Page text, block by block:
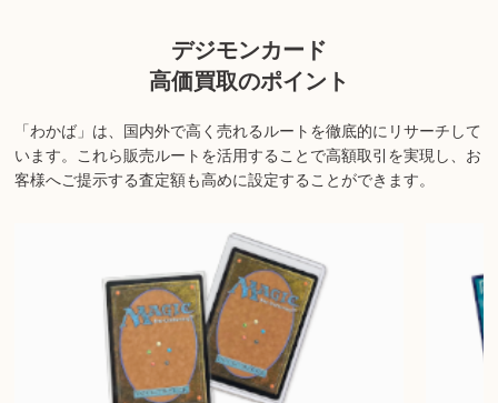
商品の状態や内容によっては、お買取できない場合がございま
す。詳しくは店舗までお問い合わせください。
デジモンカード
高価買取のポイント
「わかば」は、国内外で高く売れるルートを徹底的にリサーチして
います。 これら販売ルートを活用することで高額取引を実現し、お
客様へご提示する査定額も高めに設定することができます。